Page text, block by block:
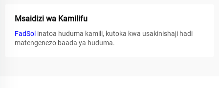
Msaidizi wa Kamilifu
FadSol inatoa huduma kamili, kutoka kwa usakinishaji hadi
matengenezo baada ya huduma.